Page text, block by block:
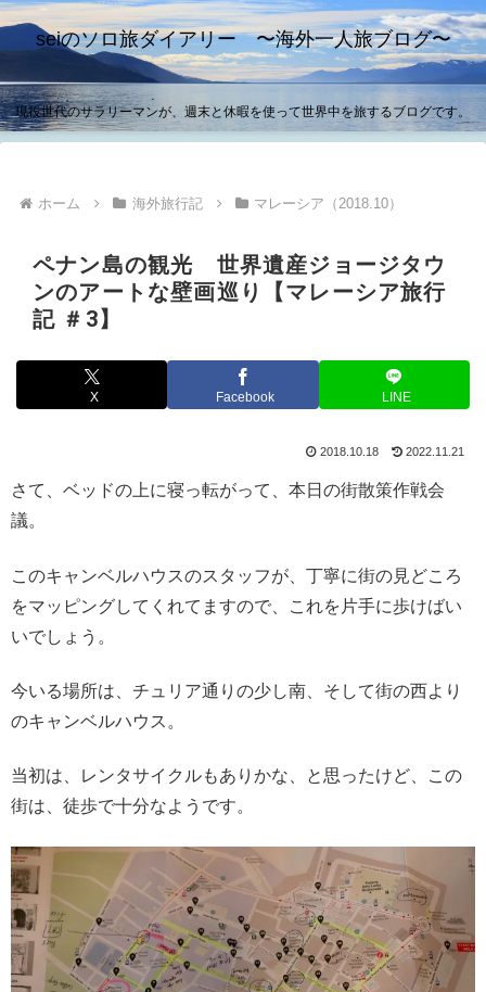
seiのソロ旅ダイアリー 〜海外一人旅ブログ〜
現役世代のサラリーマンが、週末と休暇を使って世界中を旅するブログです。
ホーム 海外旅行記 マレーシア（2018.10）
ペナン島の観光 世界遺産ジョージタウ
ンのアートな壁画巡り【マレーシア旅行
記 ＃3】
X Facebook LINE
2018.10.18 2022.11.21
さて、ベッドの上に寝っ転がって、本日の街散策作戦会
議。
このキャンベルハウスのスタッフが、丁寧に街の見どころ
をマッピングしてくれてますので、これを片手に歩けばい
いでしょう。
今いる場所は、チュリア通りの少し南、そして街の西より
のキャンベルハウス。
当初は、レンタサイクルもありかな、と思ったけど、この
街は、徒歩で十分なようです。